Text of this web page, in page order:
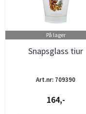
På lager
Snapsglass tiur
Art.nr: 709390
164,-